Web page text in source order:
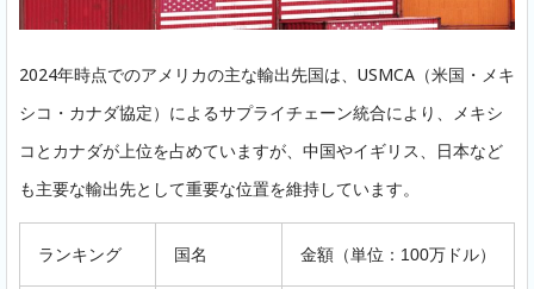
2024年時点でのアメリカの主な輸出先国は、USMCA（米国・メキ
シコ・カナダ協定）によるサプライチェーン統合により、メキシ
コとカナダが上位を占めていますが、中国やイギリス、日本など
も主要な輸出先として重要な位置を維持しています。
ランキング 国名 金額（単位：100万ドル）